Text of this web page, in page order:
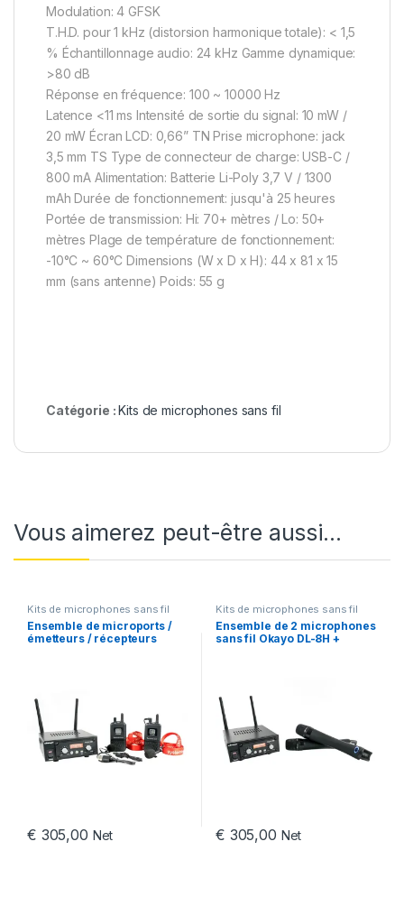
Modulation: 4 GFSK
T.H.D. pour 1 kHz (distorsion harmonique totale): < 1,5
% Échantillonnage audio: 24 kHz Gamme dynamique:
>80 dB
Réponse en fréquence: 100 ~ 10000 Hz
Latence <11 ms Intensité de sortie du signal: 10 mW /
20 mW Écran LCD: 0,66” TN Prise microphone: jack
3,5 mm TS Type de connecteur de charge: USB-C /
800 mA Alimentation: Batterie Li-Poly 3,7 V / 1300
mAh Durée de fonctionnement: jusqu'à 25 heures
Portée de transmission: Hi: 70+ mètres / Lo: 50+
mètres Plage de température de fonctionnement:
-10°C ~ 60°C Dimensions (W x D x H): 44 x 81 x 15
mm (sans antenne) Poids: 55 g
Catégorie :Kits de microphones sans fil
Vous aimerez peut-être aussi…
Kits de microphones sans fil
Ensemble de microports /
émetteurs / récepteurs
€ 305,00 Net
Kits de microphones sans fil
Ensemble de 2 microphones
sans fil Okayo DL-8H +
€ 305,00 Net